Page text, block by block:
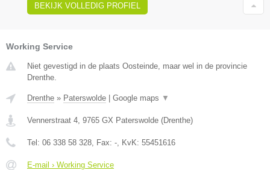
BEKIJK VOLLEDIG PROFIEL
Working Service
Niet gevestigd in de plaats Oosteinde, maar wel in de provincie
Drenthe.
Drenthe » Paterswolde Google maps ▼
Vennerstraat 4 9765 GX Paterswolde (Drenthe)
Tel: 06 338 58 328 , Fax: - , KvK: 55451616
E-mail › Working Service